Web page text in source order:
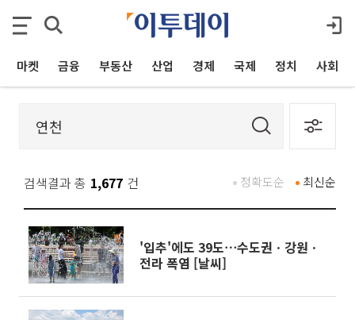
마켓 금융 부동산 산업 경제 국제 정치 사회
검색결과 총 1,677 건 최신순
정확도순
'입추'에도 39도⋯수도권ㆍ강원ㆍ
전라 폭염 [날씨]